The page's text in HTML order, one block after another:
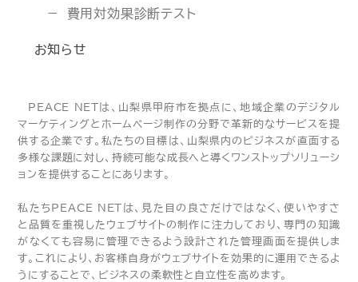
費用対効果診断テスト
お知らせ
PEACE NETは、山梨県甲府市を拠点に、地域企業のデジタル
マーケティングとホームページ制作の分野で革新的なサービスを提
供する企業です。私たちの目標は、山梨県内のビジネスが直面する
多様な課題に対し、持続可能な成長へと導くワンストップソリューシ
ョンを提供することにあります。
私たちPEACE NETは、見た目の良さだけではなく、使いやすさ
と品質を重視したウェブサイトの制作に注力しており、専門の知識
がなくても容易に管理できるよう設計された管理画面を提供しま
す。これにより、お客様自身がウェブサイトを効果的に運用できるよ
うにすることで、ビジネスの柔軟性と自立性を高めます。